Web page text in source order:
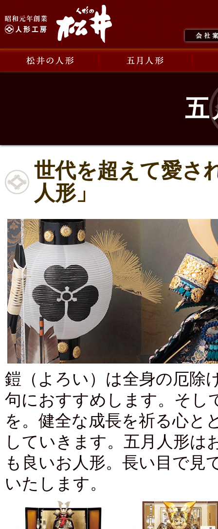
五
世代を超えて愛さ
人形」
鎧（よろい）は全身の厄除
句におすすめします。そし
を。健全な成長を祈る心と
していきます。五月人形は
も良いお人形。長い目で見
いたします。